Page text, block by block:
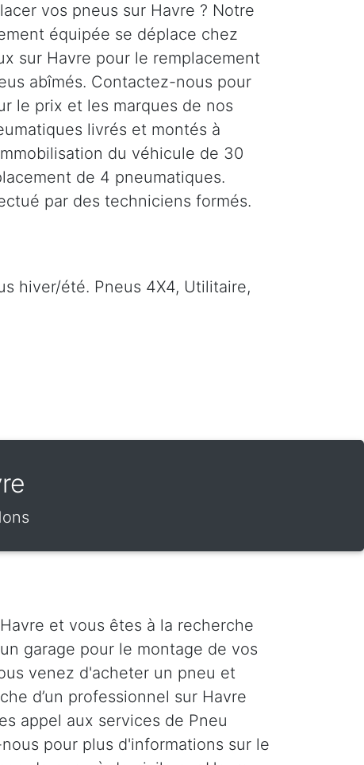
vos pneus sur Havre ? Notre
équipée se déplace chez
sur Havre pour le remplacement
abîmés. Contactez-nous pour
le prix et les marques de nos
livrés et montés à
du véhicule de 30
de 4 pneumatiques.
par des techniciens formés.
hiver/été. Pneus 4X4, Utilitaire,
et vous êtes à la recherche
garage pour le montage de vos
venez d'acheter un pneu et
d’un professionnel sur Havre
appel aux services de Pneu
pour plus d'informations sur le